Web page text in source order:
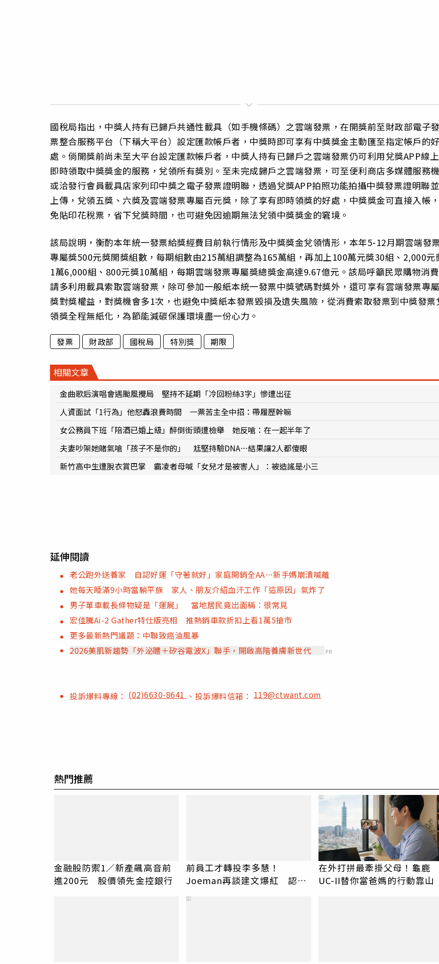
國稅局指出，中獎人持有已歸戶共通性載具（如手機條碼）之雲端發票，在開獎前至財政部電子
票整合服務平台（下稱大平台）設定匯款帳戶者，中獎時即可享有中獎獎金主動匯至指定帳戶的
處。倘開獎前尚未至大平台設定匯款帳戶者，中獎人持有已歸戶之雲端發票仍可利用兌獎APP線上
即時領取中獎獎金的服務，兌領所有獎別。至未完成歸戶之雲端發票，可至便利商店多媒體服務
或洽發行會員載具店家列印中獎之電子發票證明聯，透過兌獎APP拍照功能拍攝中獎發票證明聯並
上傳，兌領五獎、六獎及雲端發票專屬百元獎，除了享有即時領獎的好處，中獎獎金可直接入帳
免貼印花稅票，省下兌獎時間，也可避免因逾期無法兌領中獎獎金的窘境。
該局說明，衡酌本年統一發票給獎經費目前執行情形及中獎獎金兌領情形，本年5-12月期雲端發
專屬獎500元獎開獎組數，每期組數由215萬組調整為165萬組，再加上100萬元獎30組、2,000元
1萬6,000組、800元獎10萬組，每期雲端發票專屬獎總獎金高達9.67億元。該局呼籲民眾購物消費
請多利用載具索取雲端發票，除可參加一般紙本統一發票中獎號碼對獎外，還可享有雲端發票專
獎對獎權益，對獎機會多1次，也避免中獎紙本發票毀損及遺失風險，從消費索取發票到中獎發票
領獎全程無紙化，為節能減碳保護環境盡一份心力。
發票 財政部 國稅局 特別獎 期限
相關文章
金曲歌后演唱會遇颱風攪局 堅持不延期「冷回粉絲3字」慘遭出征
人資面試「1行為」他怒轟浪費時間 一票苦主全中招：帶履歷幹嘛
女公務員下班「陪酒已婚上級」醉倒街頭遭檢舉 她反嗆：在一起半年了
夫妻吵架她賭氣嗆「孩子不是你的」 尪堅持驗DNA…結果讓2人都傻眼
新竹高中生遭脫衣賞巴掌 霸凌者母喊「女兒才是被害人」：被造謠是小三
延伸閱讀
老公跑外送養家 自認好運「守著就好」家庭開銷全AA…新手媽崩潰喊離
她每天睡滿9小時當躺平族 家人、朋友介紹血汗工作「這原因」氣炸了
男子單車載長條物疑是「運屍」 當地居民竟出面稱：很常見
宏佳騰Ai-2 Gather特仕版亮相 推熱銷車款折扣上看1萬5搶市
更多最新熱門議題：中聯致癌油風暴
2026美肌新趨勢「外泌體＋矽谷電波X」聯手，開啟高階養膚新世代
PR
投訴爆料專線： (02)6630-8641 、投訴爆料信箱：119@ctwant.com
熱門推薦
金融股防禦1／新產飆高音前
進200元 股價領先金控銀行
前員工才轉投李多慧！
Joeman再談建文爆紅 認
在外打拼最牽掛父母！龜鹿
UC-II替你當爸媽的行動靠山
PR
PR